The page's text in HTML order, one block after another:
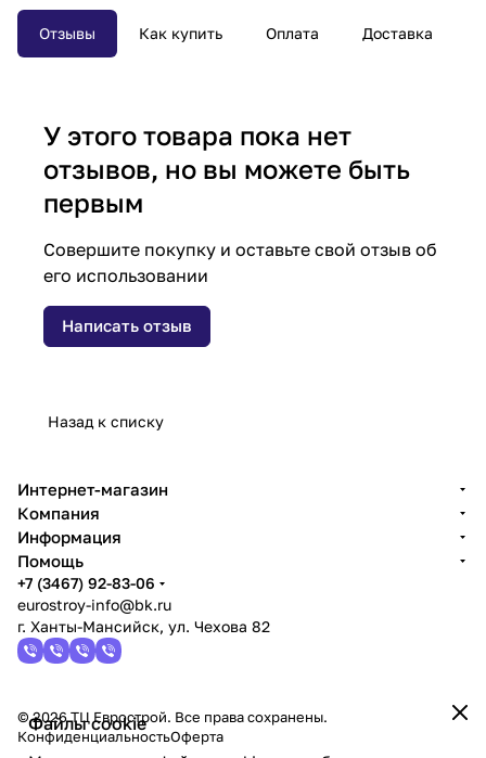
Отзывы Как купить Оплата Доставка
У этого товара пока нет
отзывов, но вы можете быть
первым
Совершите покупку и оставьте свой отзыв об
его использовании
Написать отзыв
Назад к списку
Файлы cookie
Интернет-магазин
Компания
Информация
Помощь
+7 (3467) 92-83-06
eurostroy-info@bk.ru
г. Ханты-Мансийск, ул. Чехова 82
© 2026 ТЦ Еврострой. Все права сохранены.
КонфиденциальностьОферта